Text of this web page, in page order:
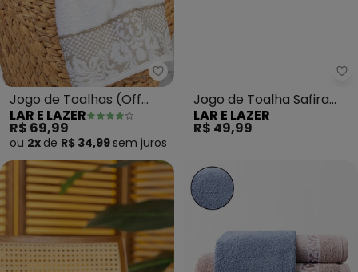
Lar e Lazer - Jogo de Toalhas
Jogo de Toalhas (Off
White) 2 Peças
LAR E LAZER
R$ 69,99
ou 2x de R$ 34,99 sem juros
Jogo de Toalha Safira
(Cinza) 2 Peças
LAR E LAZER
R$ 49,99